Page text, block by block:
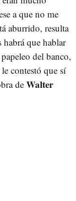
a que no me
aburrido, resulta
que hablar
del banco,
contestó que sí
de Walter